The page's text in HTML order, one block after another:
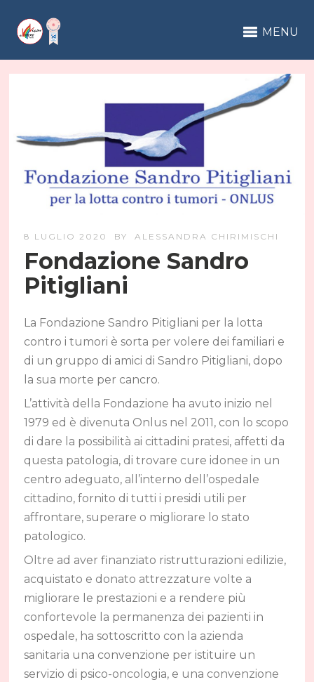
MENU
8 LUGLIO 2020 BY ALESSANDRA CHIRIMISCHI
Fondazione Sandro
Pitigliani
La Fondazione Sandro Pitigliani per la lotta
contro i tumori è sorta per volere dei familiari e
di un gruppo di amici di Sandro Pitigliani, dopo
la sua morte per cancro.
L’attività della Fondazione ha avuto inizio nel
1979 ed è divenuta Onlus nel 2011, con lo scopo
di dare la possibilità ai cittadini pratesi, affetti da
questa patologia, di trovare cure idonee in un
centro adeguato, all’interno dell’ospedale
cittadino, fornito di tutti i presidi utili per
affrontare, superare o migliorare lo stato
patologico.
Oltre ad aver finanziato ristrutturazioni edilizie,
acquistato e donato attrezzature volte a
migliorare le prestazioni e a rendere più
confortevole la permanenza dei pazienti in
ospedale, ha sottoscritto con la azienda
sanitaria una convenzione per istituire un
servizio di psico-oncologia, e una convenzione